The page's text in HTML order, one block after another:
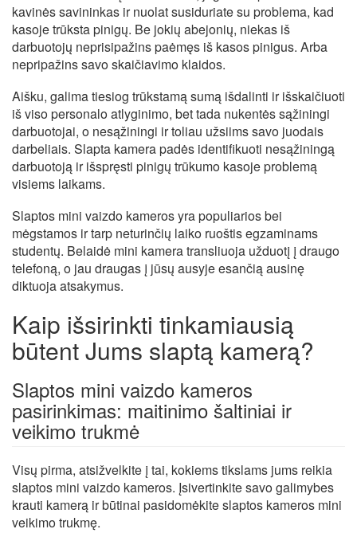
kavinės savininkas ir nuolat susiduriate su problema, kad
kasoje trūksta pinigų. Be jokių abejonių, niekas iš
darbuotojų neprisipažins paėmęs iš kasos pinigus. Arba
nepripažins savo skaičiavimo klaidos.
Aišku, galima tiesiog trūkstamą sumą išdalinti ir išskaičiuoti
iš viso personalo atlyginimo, bet tada nukentės sąžiningi
darbuotojai, o nesąžiningi ir toliau užsiims savo juodais
darbeliais. Slapta kamera padės identifikuoti nesąžiningą
darbuotoją ir išspręsti pinigų trūkumo kasoje problemą
visiems laikams.
Slaptos mini vaizdo kameros yra populiarios bei
mėgstamos ir tarp neturinčių laiko ruoštis egzaminams
studentų. Belaidė mini kamera transliuoja užduotį į draugo
telefoną, o jau draugas į jūsų ausyje esančią ausinę
diktuoja atsakymus.
Kaip išsirinkti tinkamiausią
būtent Jums slaptą kamerą?
Slaptos mini vaizdo kameros
pasirinkimas: maitinimo šaltiniai ir
veikimo trukmė
Visų pirma, atsižvelkite į tai, kokiems tikslams jums reikia
slaptos mini vaizdo kameros. Įsivertinkite savo galimybes
krauti kamerą ir būtinai pasidomėkite slaptos kameros mini
veikimo trukmę.